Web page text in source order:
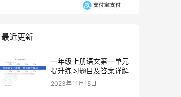
最近更新
一年级上册语文第一单元
提升练习题目及答案详解
2023年11月15日